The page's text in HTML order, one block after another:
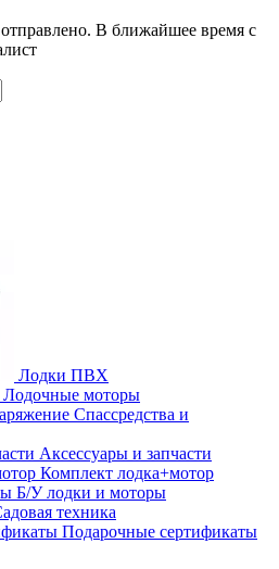
В ближайшее время с
Лодки ПВХ
Лодочные моторы
Спассредства и
Аксессуары и запчасти
Комплект лодка+мотор
Б/У лодки и моторы
техника
Подарочные сертификаты